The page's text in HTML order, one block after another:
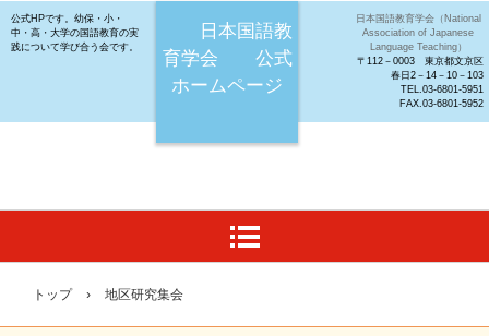
日本国語教
育学会 公式
ホームページ
公式HPです。幼保・小・
中・高・大学の国語教育の実
践について学び合う会です。
日本国語教育学会（National
Association of Japanese
Language Teaching）
〒112－0003 東京都文京区
春日2－14－10－103
TEL.03-6801-5951
FAX.03-6801-5952
トップ › 地区研究集会